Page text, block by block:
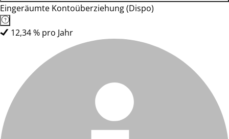
Eingeräumte Kontoüberziehung (Dispo)
12,34 % pro Jahr